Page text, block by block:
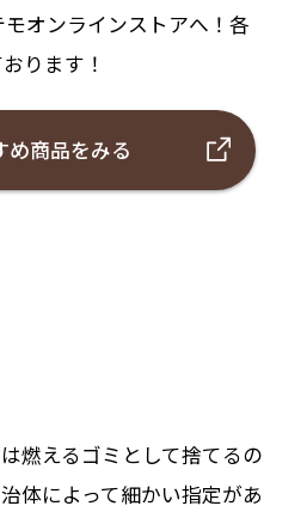
オンラインストアへ！各
ります！
め商品をみる
燃えるゴミとして捨てるの
体によって細かい指定があ